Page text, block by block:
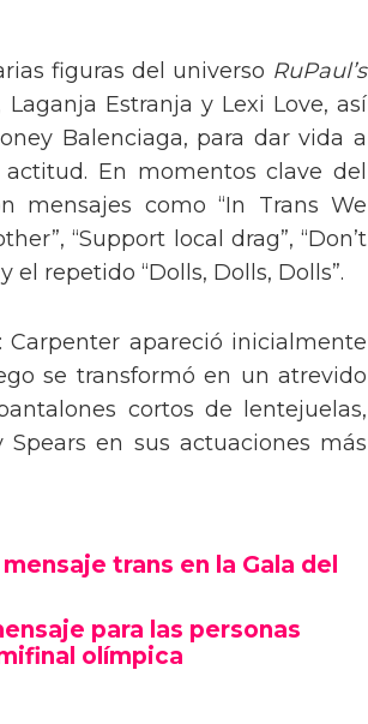
figuras del universo RuPaul’s
Estranja y Lexi Love, así
Balenciaga, para dar vida a
En momentos clave del
mensajes como “In Trans We
“Support local drag”, “Don’t
el repetido “Dolls, Dolls, Dolls”.
apareció inicialmente
se transformó en un atrevido
cortos de lentejuelas,
en sus actuaciones más
trans en la Gala del
para las personas
olímpica